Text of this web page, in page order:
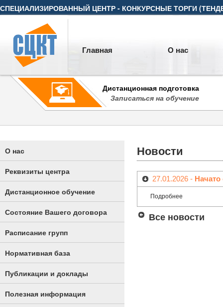
СПЕЦИАЛИЗИРОВАННЫЙ ЦЕНТР - КОНКУРСНЫЕ ТОРГИ
Главная О нас
Дистанционная подготовка
Записаться на обучение
О нас
Реквизиты центра
Дистанционное обучение
Состояние Вашего договора
Расписание групп
Нормативная база
Публикации и доклады
Полезная информация
Новости
27.01.2026 - Начато
Подробнее
Все новости